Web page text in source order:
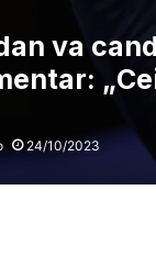
va
24/10/2023